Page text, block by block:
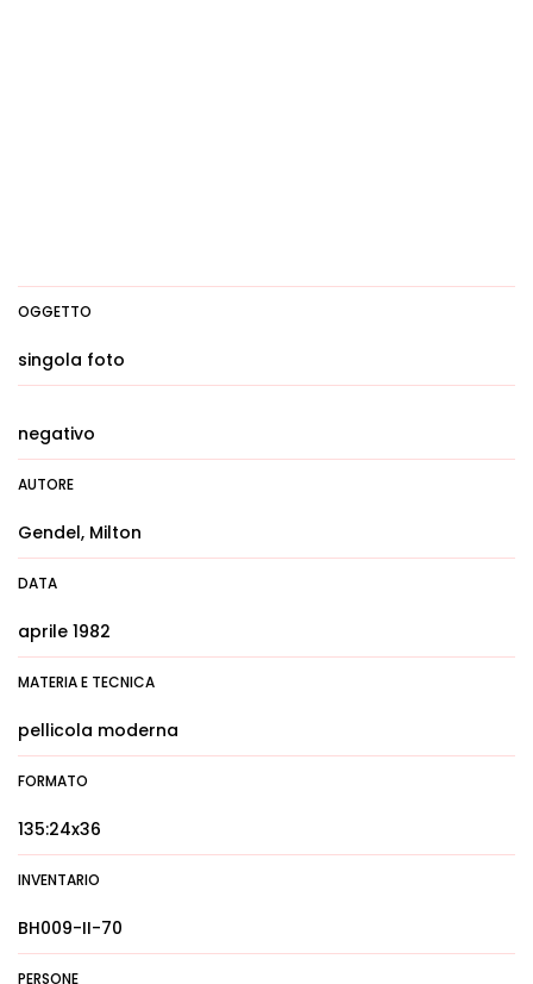
OGGETTO
singola foto
negativo
AUTORE
Gendel, Milton
DATA
aprile 1982
MATERIA E TECNICA
pellicola moderna
FORMATO
135:24x36
INVENTARIO
BH009-II-70
PERSONE